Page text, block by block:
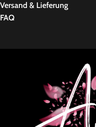
Versand & Lieferung
FAQ